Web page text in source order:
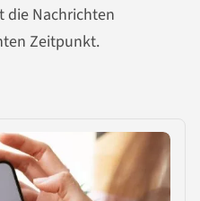
die Nachrichten
Zeitpunkt.